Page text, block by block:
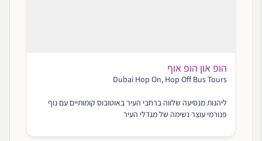
הופ און הופ אוף
Dubai Hop On, Hop Off Bus Tours
ליהנות מנסיעה שלווה ברחבי העיר באוטובוס קומותיים עם נוף
פנורמי עוצר נשימה של מגדלי העיר